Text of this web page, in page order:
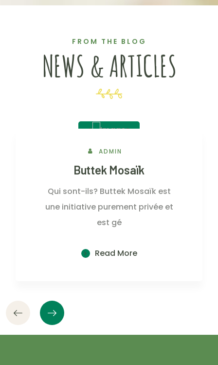
FROM THE BLOG
NEWS & ARTICLES
2 Juin, 2023
ADMIN
Buttek Mosaïk
Qui sont-ils? Buttek Mosaïk est
une initiative purement privée et
est gé
Read More